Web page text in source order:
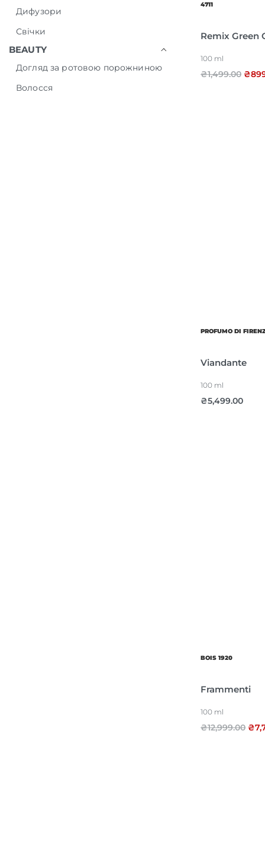
Дифузори
Свічки
BEAUTY
Догляд за ротовою порожниною
Волосся
4711
Remix Green
100 ml
₴1,499.00 ₴
PROFUMO DI
Viandante
100 ml
₴5,499.00
BOIS 1920
Frammenti
100 ml
₴12,999.00 ₴